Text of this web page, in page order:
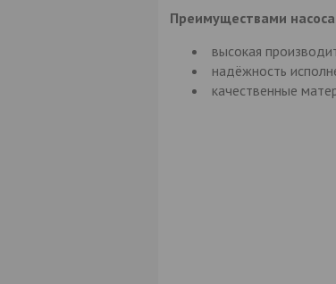
Преимуществами
высокая
надёжность
качественные